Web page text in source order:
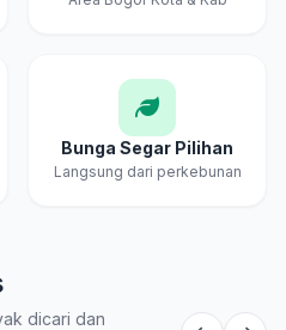
Bunga Segar Pilihan
Langsung dari perkebunan
dicari dan